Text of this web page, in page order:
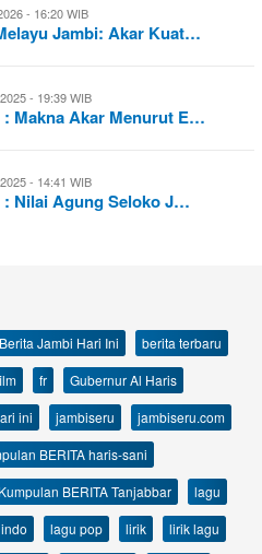
- 16:20 WIB
Jambi: Akar Kuat…
- 19:39 WIB
Makna Akar Menurut E…
- 14:41 WIB
: Nilai Agung Seloko J…
Berita Jambi Hari Ini
berita terbaru
fr
Gubernur Al Haris
ini jambiseru
jambiseru.com
BERITA haris-sani
Kumpulan BERITA Tanjabbar
lagu
lagu pop lirik
lirik lagu